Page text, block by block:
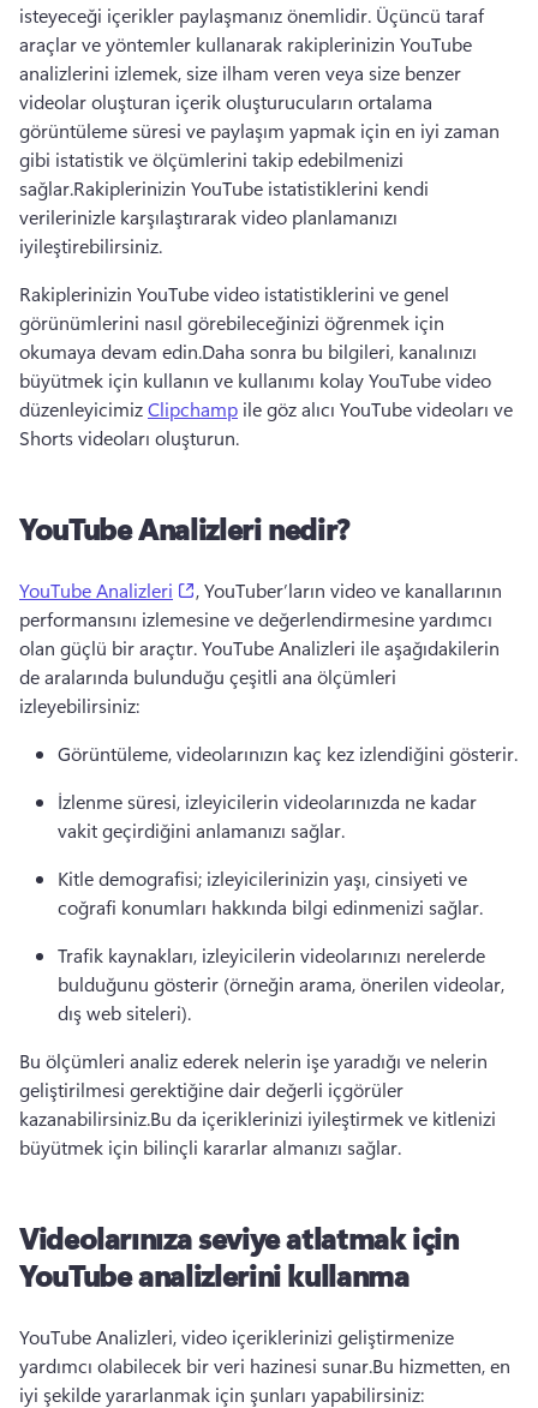
isteyeceği içerikler paylaşmanız önemlidir. Üçüncü taraf
araçlar ve yöntemler kullanarak rakiplerinizin YouTube
analizlerini izlemek, size ilham veren veya size benzer
videolar oluşturan içerik oluşturucuların ortalama
görüntüleme süresi ve paylaşım yapmak için en iyi zaman
gibi istatistik ve ölçümlerini takip edebilmenizi
sağlar.Rakiplerinizin YouTube istatistiklerini kendi
verilerinizle karşılaştırarak video planlamanızı
iyileştirebilirsiniz.
Rakiplerinizin YouTube video istatistiklerini ve genel
görünümlerini nasıl görebileceğinizi öğrenmek için
okumaya devam edin.Daha sonra bu bilgileri, kanalınızı
büyütmek için kullanın ve kullanımı kolay YouTube video
düzenleyicimiz Clipchamp ile göz alıcı YouTube videoları ve
Shorts videoları oluşturun.
YouTube Analizleri nedir?
YouTube Analizleri (opens in a new tab)
, YouTuber’ların video ve kanallarının
performansını izlemesine ve değerlendirmesine yardımcı
olan güçlü bir araçtır. YouTube Analizleri ile aşağıdakilerin
de aralarında bulunduğu çeşitli ana ölçümleri
izleyebilirsiniz:
Görüntüleme, videolarınızın kaç kez izlendiğini gösterir.
İzlenme süresi, izleyicilerin videolarınızda ne kadar
vakit geçirdiğini anlamanızı sağlar.
Kitle demografisi; izleyicilerinizin yaşı, cinsiyeti ve
coğrafi konumları hakkında bilgi edinmenizi sağlar.
Trafik kaynakları, izleyicilerin videolarınızı nerelerde
bulduğunu gösterir (örneğin arama, önerilen videolar,
dış web siteleri).
Bu ölçümleri analiz ederek nelerin işe yaradığı ve nelerin
geliştirilmesi gerektiğine dair değerli içgörüler
kazanabilirsiniz.Bu da içeriklerinizi iyileştirmek ve kitlenizi
büyütmek için bilinçli kararlar almanızı sağlar.
Videolarınıza seviye atlatmak için
YouTube analizlerini kullanma
YouTube Analizleri, video içeriklerinizi geliştirmenize
yardımcı olabilecek bir veri hazinesi sunar.Bu hizmetten, en
iyi şekilde yararlanmak için şunları yapabilirsiniz: